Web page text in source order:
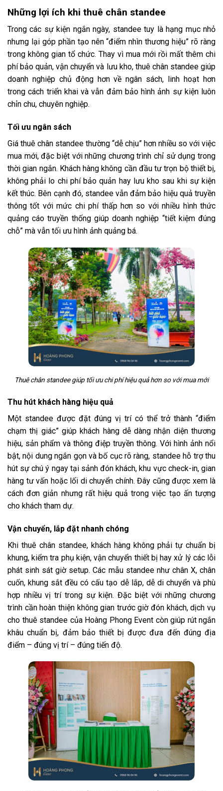
HOTLINE GỌI ZALO
Những lợi ích khi thuê chân standee
Trong các sự kiện ngắn ngày, standee tuy là hạng mục nhỏ
nhưng lại góp phần tạo nên “điểm nhìn thương hiệu” rõ ràng
trong không gian tổ chức. Thay vì mua mới rồi mất thêm chi
phí bảo quản, vận chuyển và lưu kho, thuê chân standee giúp
doanh nghiệp chủ động hơn về ngân sách, linh hoạt hơn
trong cách triển khai và vẫn đảm bảo hình ảnh sự kiện luôn
chỉn chu, chuyên nghiệp.
Tối ưu ngân sách
Giá thuê chân standee thường “dễ chịu” hơn nhiều so với việc
mua mới, đặc biệt với những chương trình chỉ sử dụng trong
thời gian ngắn. Khách hàng không cần đầu tư trọn bộ thiết bị,
không phải lo chi phí bảo quản hay lưu kho sau khi sự kiện
kết thúc. Bên cạnh đó, standee vẫn đảm bảo hiệu quả truyền
thông tốt với mức chi phí thấp hơn so với nhiều hình thức
quảng cáo truyền thống giúp doanh nghiệp “tiết kiệm đúng
chỗ” mà vẫn tối ưu hình ảnh quảng bá.
Thuê chân standee giúp tối ưu chi phí hiệu quả hơn so với mua mới
Thu hút khách hàng hiệu quả
Một standee được đặt đúng vị trí có thể trở thành “điểm
chạm thị giác” giúp khách hàng dễ dàng nhận diện thương
hiệu, sản phẩm và thông điệp truyền thông. Với hình ảnh nổi
bật, nội dung ngắn gọn và bố cục rõ ràng, standee hỗ trợ thu
hút sự chú ý ngay tại sảnh đón khách, khu vực check-in, gian
hàng tư vấn hoặc lối di chuyển chính. Đây cũng được xem là
cách đơn giản nhưng rất hiệu quả trong việc tạo ấn tượng
cho khách tham dự.
Vận chuyển, lắp đặt nhanh chóng
Khi thuê chân standee, khách hàng không phải tự chuẩn bị
khung, kiểm tra phụ kiện, vận chuyển thiết bị hay xử lý các lỗi
phát sinh sát giờ setup. Các mẫu standee như chân X, chân
cuốn, khung sắt đều có cấu tạo dễ lắp, dễ di chuyển và phù
hợp nhiều vị trí trong sự kiện. Đặc biệt với những chương
trình cần hoàn thiện không gian trước giờ đón khách, dịch vụ
cho thuê standee của Hoàng Phong Event còn giúp rút ngắn
khâu chuẩn bị, đảm bảo thiết bị được đưa đến đúng địa
điểm – đúng vị trí – đúng tiến độ.